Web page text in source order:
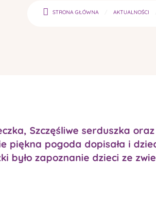
STRONA GŁÓWNA AKTUALNOŚCI
Szczęśliwe serduszka
piękna pogoda dopisała i
było zapoznanie dzieci ze